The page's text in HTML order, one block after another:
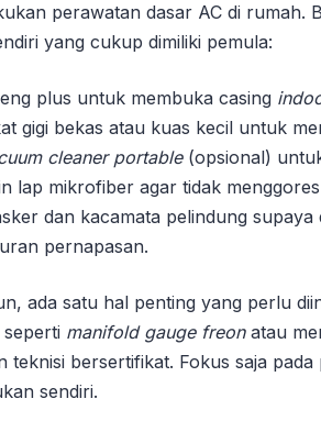
perawatan dasar AC di rumah.
yang cukup dimiliki pemula:
plus untuk membuka casing
gigi bekas atau kuas kecil untuk
cleaner portable(opsional)
lap mikrofiber agar tidak
dan kacamata pelindung
pernapasan.
ada satu hal penting yang perlu
manifold gauge freonatau
teknisi bersertifikat. Fokus saja
sendiri.